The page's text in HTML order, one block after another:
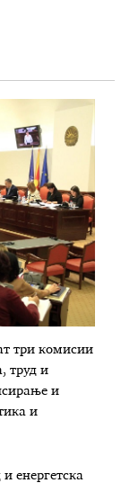
три комисии
труд и
и
и
енергетска